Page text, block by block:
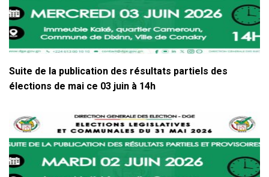
Suite de la publication des résultats partiels des
élections de mai ce 03 juin à 14h